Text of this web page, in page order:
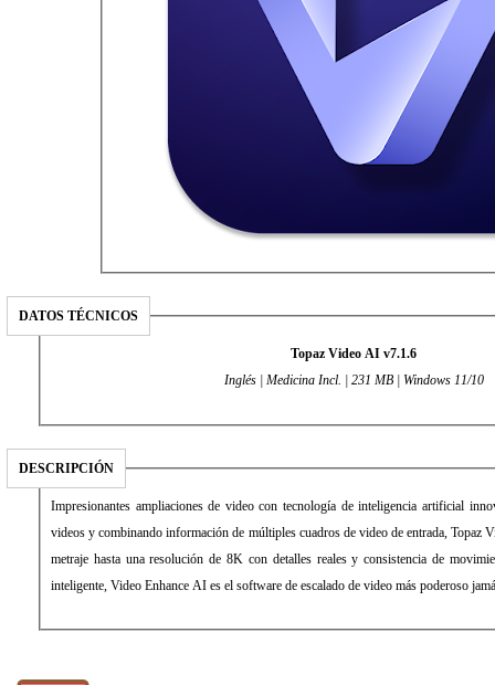
DATOS TÉCNICOS
Topaz Video AI v7.1.6
Inglés | Medicina Incl. | 231 MB | Windows 11/10
DESCRIPCIÓN
Impresionantes ampliaciones de video con tecnología de inteligencia artificial
videos y combinando información de múltiples cuadros de video de entrada, Topaz
metraje hasta una resolución de 8K con detalles reales y consistencia de
inteligente, Video Enhance AI es el software de escalado de video más poderoso